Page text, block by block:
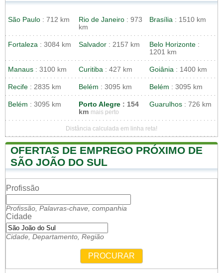
São Paulo : 712 km Rio de Janeiro : 973
km
Brasília : 1510 km
Fortaleza : 3084 km Salvador : 2157 km Belo Horizonte :
1201 km
Manaus : 3100 km Curitiba : 427 km Goiânia : 1400 km
Recife : 2835 km Belém : 3095 km Belém : 3095 km
Belém : 3095 km Porto Alegre : 154
km mais perto
Guarulhos : 726 km
Distância calculada em linha reta!
OFERTAS DE EMPREGO PRÓXIMO DE
SÃO JOÃO DO SUL
Profissão
Profissão, Palavras-chave, companhia
Cidade
Cidade, Departamento, Região
PROCURAR